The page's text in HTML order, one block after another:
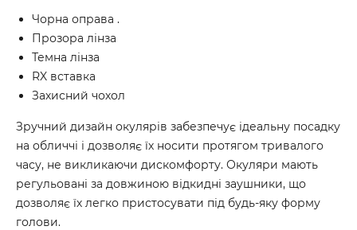
Чорна оправа .
Прозора лінза
Темна лінза
RX вставка
Захисний чохол
Зручний дизайн окулярів забезпечує ідеальну посадку
на обличчі і дозволяє їх носити протягом тривалого
часу, не викликаючи дискомфорту. Окуляри мають
регульовані за довжиною відкидні заушники, що
дозволяє їх легко пристосувати під будь-яку форму
голови.